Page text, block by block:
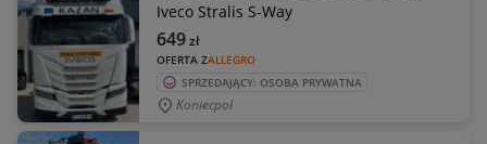
Iveco Stralis S-Way
OFERTA ZALLEGRO
649zł
SPRZEDAJĄCY: OSOBA PRYWATNA
Koniecpol